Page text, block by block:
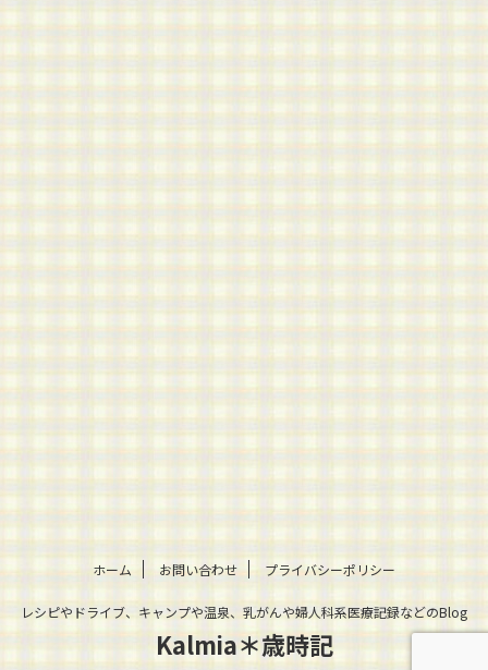
ホーム お問い合わせ プライバシーポリシー
レシピやドライブ、キャンプや温泉、乳がんや婦人科系医療記録などのBlog
Kalmia＊歳時記